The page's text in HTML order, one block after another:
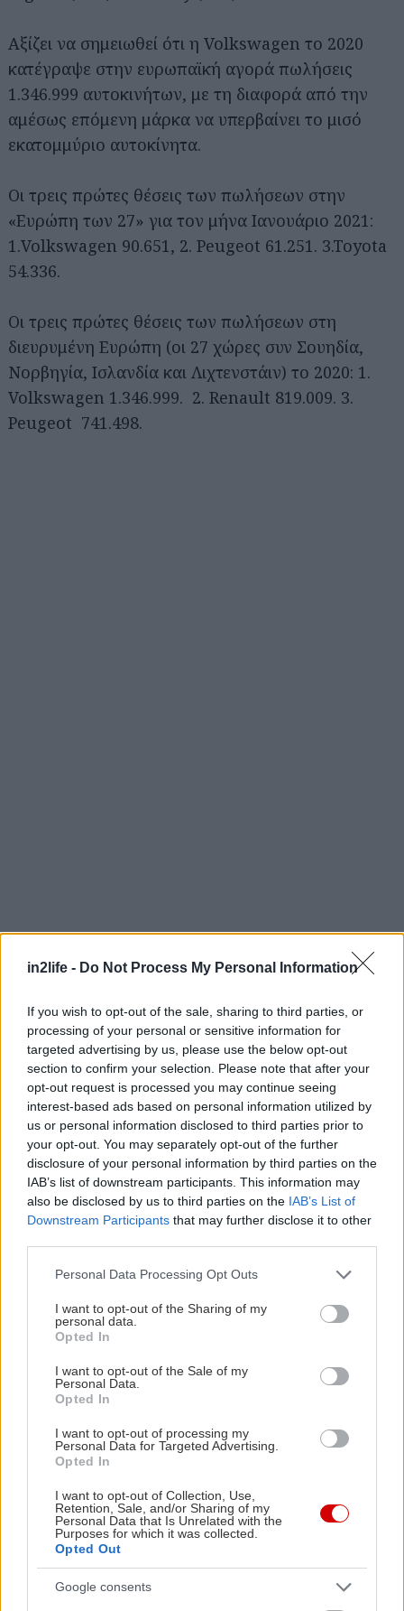
in2life - Do Not Process My Personal Information
If you wish to opt-out of the sale, sharing to third parties, or
processing of your personal or sensitive information for
targeted advertising by us, please use the below opt-out
section to confirm your selection. Please note that after your
opt-out request is processed you may continue seeing
interest-based ads based on personal information utilized by
us or personal information disclosed to third parties prior to
your opt-out. You may separately opt-out of the further
disclosure of your personal information by third parties on the
IAB’s list of downstream participants. This information may
also be disclosed by us to third parties on the IAB’s List of
Downstream Participants that may further disclose it to other
Please note that this website/app uses one or more Google
not limited to your visit or usage behaviour. You may click to
grant or deny consent to Google and its third-party tags to
use your data for below specified purposes in below Google
consent section.
Personal Data Processing Opt Outs
I want to opt-out of the Sharing of my
personal data.
Opted In
I want to opt-out of the Sale of my
Personal Data.
Opted In
I want to opt-out of processing my
Personal Data for Targeted Advertising.
Opted In
I want to opt-out of Collection, Use,
Retention, Sale, and/or Sharing of my
Personal Data that Is Unrelated with the
Purposes for which it was collected.
Opted Out
Google consents
Αξίζει να σημειωθεί ότι η Volkswagen το 2020
κατέγραψε στην ευρωπαϊκή αγορά πωλήσεις
1.346.999 αυτοκινήτων, με τη διαφορά από την
αμέσως επόμενη μάρκα να υπερβαίνει το μισό
εκατομμύριο αυτοκίνητα.
Οι τρεις πρώτες θέσεις των πωλήσεων στην
«Ευρώπη των 27» για τον μήνα Ιανουάριο 2021:
1.Volkswagen 90.651, 2. Peugeot 61.251. 3.Toyota
54.336.
Οι τρεις πρώτες θέσεις των πωλήσεων στη
διευρυμένη Ευρώπη (οι 27 χώρες συν Σουηδία,
Νορβηγία, Ισλανδία και Λιχτενστάιν) το 2020: 1.
Volkswagen 1.346.999. 2. Renault 819.009. 3.
Peugeot 741.498.
Διαβάστε επίσης
Πώς πρέπει να προσαρμοστεί η Aston Martin
για να ανταποκριθεί στις μεταβαλλόμενες
ανάγκες
Η κάποτε
Γερμανίας
για...